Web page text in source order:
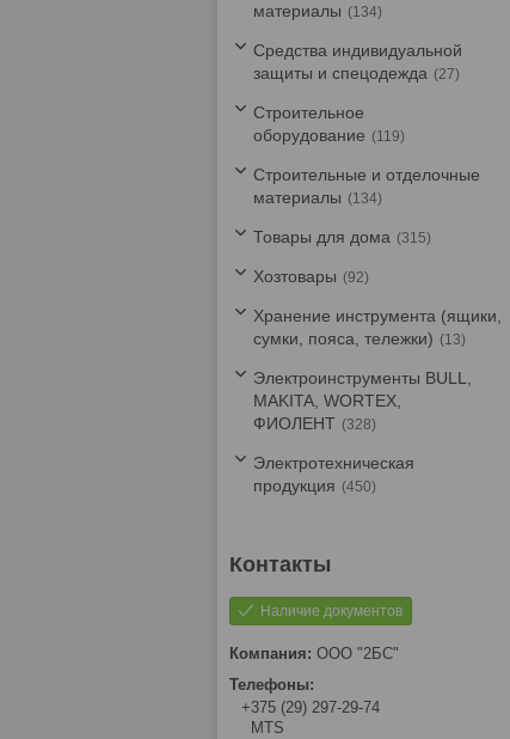
материалы
134
Средства индивидуальной
защиты и спецодежда
27
Строительное
оборудование
119
Строительные и отделочные
материалы
134
Товары для дома 315
Хозтовары 92
Хранение инструмента (ящики,
сумки, пояса, тележки)
13
Электроинструменты BULL,
MAKITA, WORTEX,
ФИОЛЕНТ
328
Электротехническая
продукция
450
Наличие документов
ООО "2БС"
+375 (29) 297-29-74
MTS